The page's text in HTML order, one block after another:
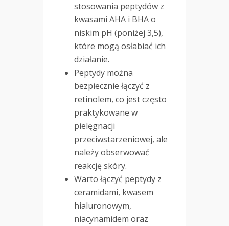
stosowania peptydów z
kwasami AHA i BHA o
niskim pH (poniżej 3,5),
które mogą osłabiać ich
działanie.
Peptydy można
bezpiecznie łączyć z
retinolem, co jest często
praktykowane w
pielęgnacji
przeciwstarzeniowej, ale
należy obserwować
reakcję skóry.
Warto łączyć peptydy z
ceramidami, kwasem
hialuronowym,
niacynamidem oraz